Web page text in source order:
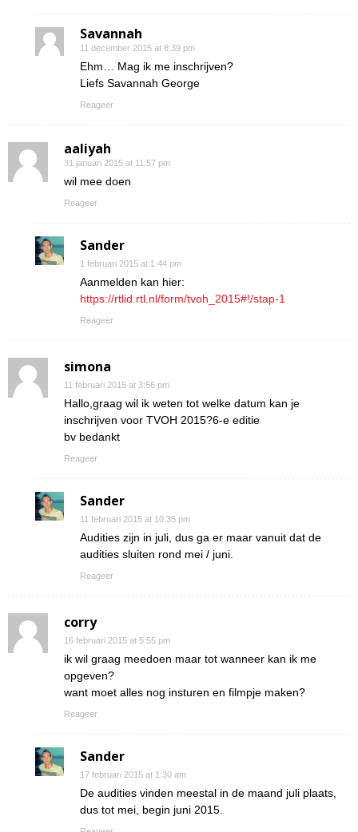
Savannah
11 december 2015 at 8:39 pm
Ehm… Mag ik me inschrijven?
Liefs Savannah George
Reageer
aaliyah
31 januari 2015 at 11:57 pm
wil mee doen
Reageer
Sander
1 februari 2015 at 1:44 pm
Aanmelden kan hier:
https://rtlid.rtl.nl/form/tvoh_2015#!/stap-1
Reageer
simona
11 februari 2015 at 3:56 pm
Hallo,graag wil ik weten tot welke datum kan je
inschrijven voor TVOH 2015?6-e editie
bv bedankt
Reageer
Sander
11 februari 2015 at 10:35 pm
Audities zijn in juli, dus ga er maar vanuit dat de
audities sluiten rond mei / juni.
Reageer
corry
16 februari 2015 at 5:55 pm
ik wil graag meedoen maar tot wanneer kan ik me
opgeven?
want moet alles nog insturen en filmpje maken?
Reageer
Sander
17 februari 2015 at 1:30 am
De audities vinden meestal in de maand juli plaats,
dus tot mei, begin juni 2015.